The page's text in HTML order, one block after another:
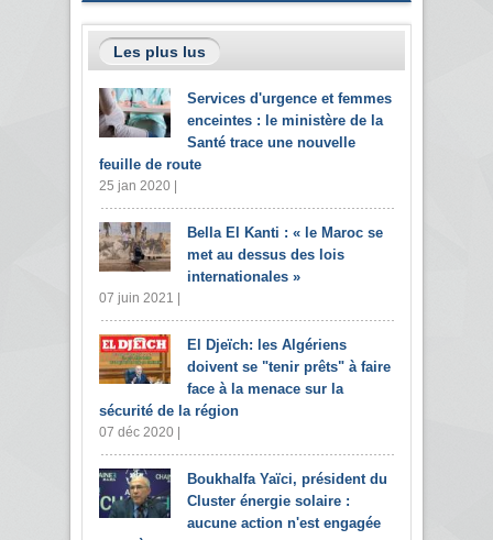
Les plus lus
Services d'urgence et femmes
enceintes : le ministère de la
Santé trace une nouvelle
feuille de route
25 jan 2020 |
Bella El Kanti : « le Maroc se
met au dessus des lois
internationales »
07 juin 2021 |
El Djeïch: les Algériens
doivent se "tenir prêts" à faire
face à la menace sur la
sécurité de la région
07 déc 2020 |
Boukhalfa Yaïci, président du
Cluster énergie solaire :
aucune action n'est engagée